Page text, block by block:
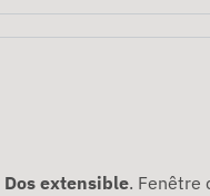
Dos extensible. Fenêtre